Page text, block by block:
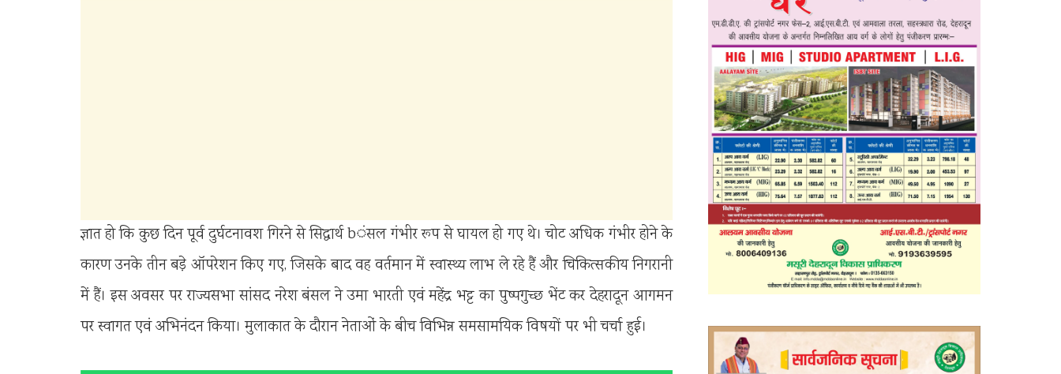
ज्ञात हो कि कुछ दिन पूर्व दुर्घटनावश गिरने से सिद्धार्थ bंसल गंभीर रूप से घायल हो गए थे। चोट अधिक गंभीर होने के
कारण उनके तीन बड़े ऑपरेशन किए गए, जिसके बाद वह वर्तमान में स्वास्थ्य लाभ ले रहे हैं और चिकित्सकीय निगरानी
में हैं। इस अवसर पर राज्यसभा सांसद नरेश बंसल ने उमा भारती एवं महेंद्र भट्ट का पुष्पगुच्छ भेंट कर देहरादून आगमन
पर स्वागत एवं अभिनंदन किया। मुलाकात के दौरान नेताओं के बीच विभिन्न समसामयिक विषयों पर भी चर्चा हुई।